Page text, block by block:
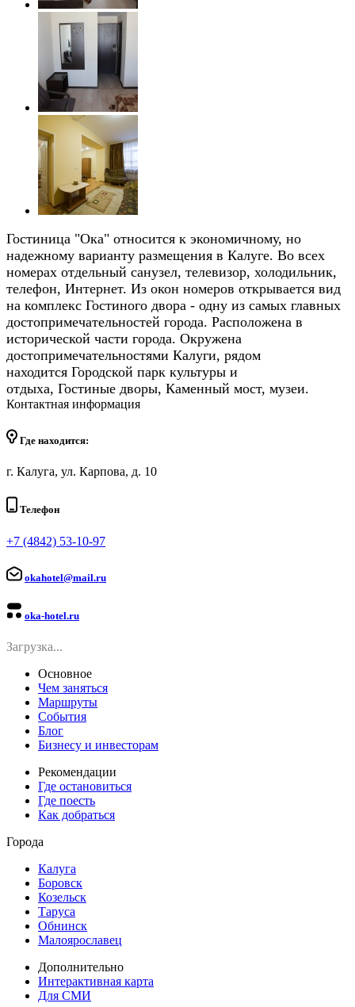
Гостиница "Ока" относится к экономичному, но
надежному варианту размещения в Калуге. Во всех
номерах отдельный санузел, телевизор, холодильник,
телефон, Интернет. Из окон номеров открывается вид
на комплекс Гостиного двора - одну из самых главных
достопримечательностей города. Расположена в
исторической части города. Окружена
достопримечательностями Калуги, рядом
находится Городской парк культуры и
отдыха, Гостиные дворы, Каменный мост, музеи.
Контактная информация
Где находится:
г. Калуга, ул. Карпова, д. 10
Телефон
+7 (4842) 53-10-97
okahotel@mail.ru
oka-hotel.ru
Загрузка...
Основное
Чем заняться
Маршруты
События
Блог
Бизнесу и инвесторам
Рекомендации
Где остановиться
Где поесть
Как добраться
Города
Калуга
Боровск
Козельск
Таруса
Обнинск
Малоярославец
Дополнительно
Интерактивная карта
Для СМИ